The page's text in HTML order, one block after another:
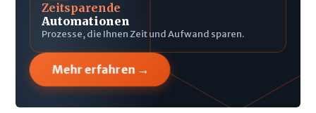
Zeitsparende
Automationen
Prozesse, die Ihnen Zeit und Aufwand sparen.
Mehr erfahren →